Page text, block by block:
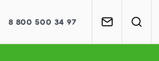
8 800 500 34 97